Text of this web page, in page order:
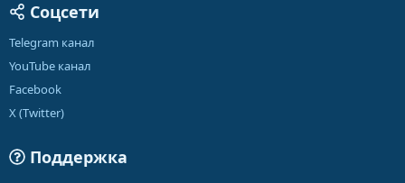
Соцсети
Telegram канал
YouTube канал
Facebook
X (Twitter)
Поддержка